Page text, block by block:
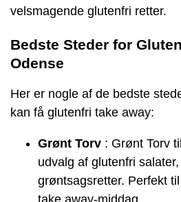
velsmagende glutenfri retter.
Bedste Steder for
Odense
Her er nogle af de bedste
kan få glutenfri take away:
Grønt Torv : Grønt Torv
udvalg af glutenfri
grøntsagsretter. Perfekt
take away-middag.